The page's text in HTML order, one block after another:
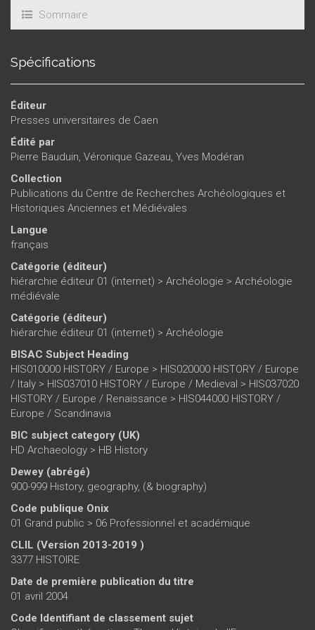
Sommaire
Spécifications
Éditeur
Presses universitaires de Caen
Édité par
Pierre Bauduin Véronique Gazeau Yves Modéran
Collection
Publications du Centre de Recherches Archéologiques et
Historiques Anciennes et Médiévales
Langue
français
Catégorie (éditeur)
hiérarchie éditeur 01 (internet) > Archéologie > Archéologie
médiévale
Catégorie (éditeur)
hiérarchie éditeur 01 (internet) > Archéologie
BISAC Subject Heading
HIS010000 HISTORY / Europe > HIS020000 HISTORY / Europe
/ Italy > HIS037010 HISTORY / Europe / Medieval > HIS037020
HISTORY / Europe / Renaissance > HIS044000 HISTORY /
Europe / Scandinavia
BIC subject category (UK)
HD Archaeology > HB History
Dewey (abrégé)
900-999 History, geography, (& biography)
Code publique Onix
01 Grand public > 06 Professionnel et académique
CLIL (Version 2013-2019 )
3377 HISTOIRE
Date de première publication du titre
01 avril 2004
Code Identifiant de classement sujet